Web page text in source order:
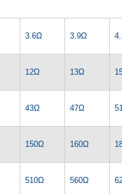
3.6Ω 3.9Ω
12Ω 13Ω
43Ω 47Ω
150Ω 160Ω
510Ω 560Ω